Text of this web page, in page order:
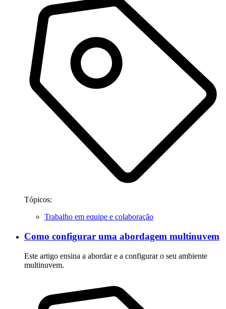
Tópicos:
Trabalho em equipe e colaboração
Como configurar uma abordagem multinuvem
Este artigo ensina a abordar e a configurar o seu ambiente
multinuvem.